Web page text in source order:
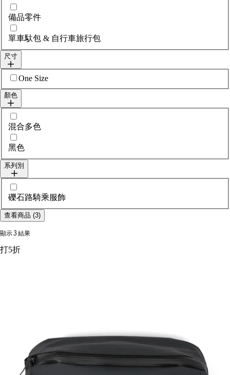
選擇category
備品零件
單車馱包 & 自行車旅行包
尺寸
選擇sizes
One Size
顏色
選擇colour
混合多色
黑色
系列別
選擇collections
礫石路騎乘服飾
查看商品 (3)
顯示 3 結果
打5折